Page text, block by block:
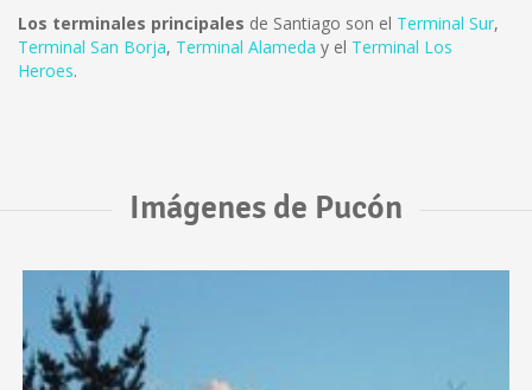
Los terminales principales de Santiago son el Terminal Sur,
Terminal San Borja, Terminal Alameda y el Terminal Los
Heroes.
Imágenes de Pucón